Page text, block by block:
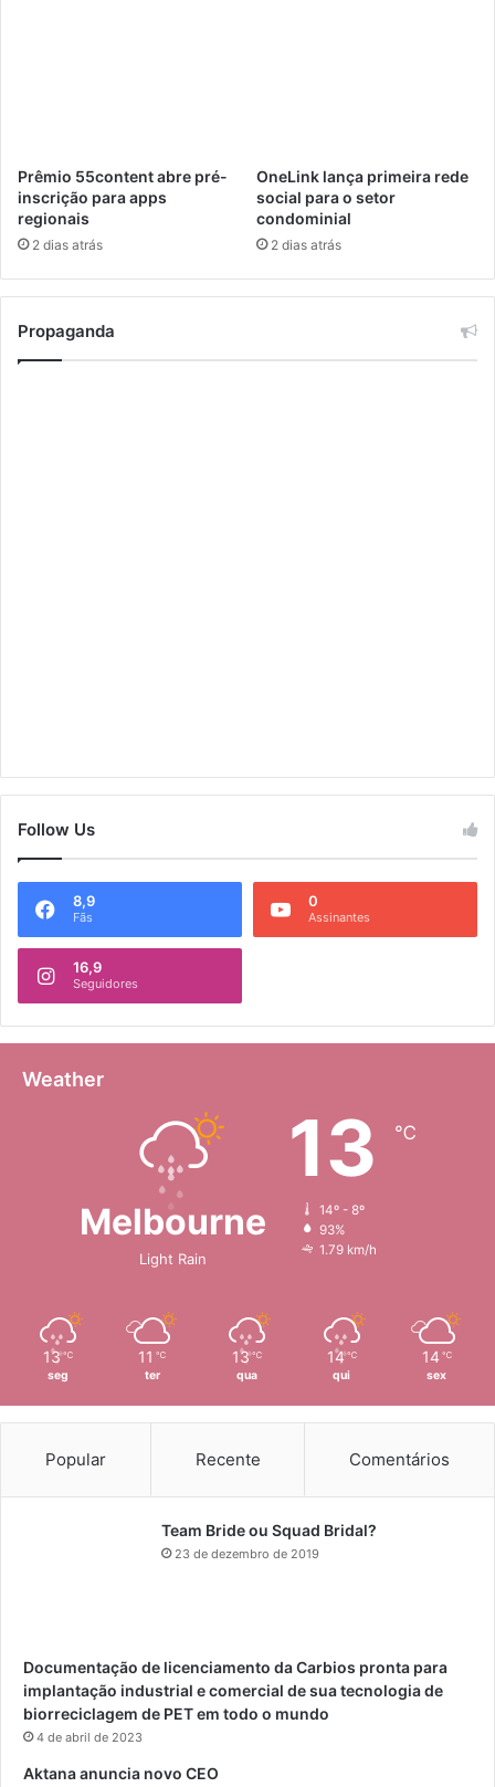
c
i
á
r
i
o
Prêmio 55content abre pré-
inscrição para apps
regionais
2 dias atrás
OneLink lança primeira rede
social para o setor
condominial
2 dias atrás
Propaganda
Follow Us
8,9
Fãs
0
Assinantes
16,9
Seguidores
Weather
Melbourne
Light Rain
13 ℃
14º - 8º
93%
1.79 km/h
13 ℃
seg
11 ℃
ter
13 ℃
qua
14 ℃
qui
14 ℃
sex
Popular Recente Comentários
Team Bride ou Squad Bridal?
23 de dezembro de 2019
Documentação de licenciamento da Carbios pronta para
implantação industrial e comercial de sua tecnologia de
biorreciclagem de PET em todo o mundo
4 de abril de 2023
Aktana anuncia novo CEO